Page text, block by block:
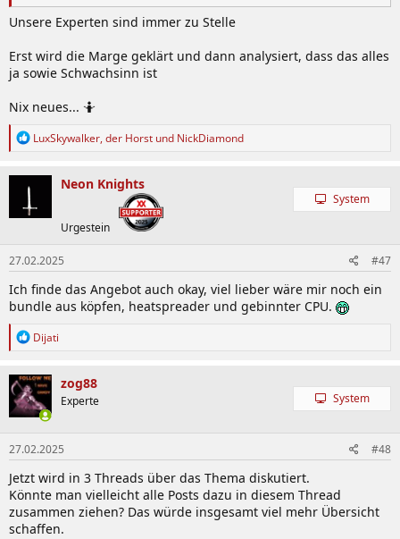
Unsere Experten sind immer zu Stelle
Erst wird die Marge geklärt und dann analysiert, dass das alles
ja sowie Schwachsinn ist
Nix neues... 🤷
R
k
i
o
n
LuxSkywalker, der Horst und NickDiamond
Neon Knights
Urgestein
System
27.02.2025 #47
Ich finde das Angebot auch okay, viel lieber wäre mir noch ein
bundle aus köpfen, heatspreader und gebinnter CPU.
R
k
t
i
o
n
e
n
:
Dijati
zog88
Experte System
27.02.2025 #48
Jetzt wird in 3 Threads über das Thema diskutiert.
Könnte man vielleicht alle Posts dazu in diesem Thread
zusammen ziehen? Das würde insgesamt viel mehr Übersicht
schaffen.